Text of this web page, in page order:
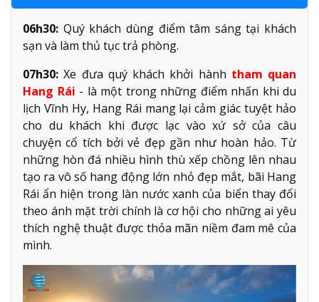
06h30: Quý khách dùng điểm tâm sáng tại khách
sạn và làm thủ tục trả phòng.
07h30:Xe đưa quý khách khởi hành tham quan
Hang Rái - là một trong những điểm nhấn khi du
lịch Vĩnh Hy, Hang Rái mang lại cảm giác tuyệt hảo
cho du khách khi được lạc vào xứ sở của câu
chuyện cổ tích bởi vẻ đẹp gần như hoàn hảo. Từ
những hòn đá nhiều hình thù xếp chồng lên nhau
tạo ra vô số hang động lớn nhỏ đẹp mắt, bãi Hang
Rái ẩn hiện trong làn nước xanh của biển thay đổi
theo ánh mặt trời chính là cơ hội cho những ai yêu
thích nghệ thuật được thỏa mãn niềm đam mê của
mình.